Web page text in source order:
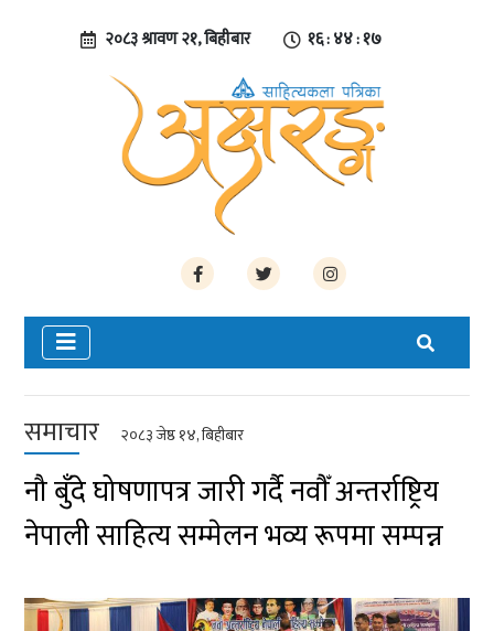
२०८३ श्रावण २१, बिहीबार १६ : ४४ : १८
समाचार २०८३ जेष्ठ १४, बिहीबार
नौ बुँदे घोषणापत्र जारी गर्दै नवौँ अन्तर्राष्ट्रिय
नेपाली साहित्य सम्मेलन भव्य रूपमा सम्पन्न